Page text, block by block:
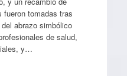
fueron tomadas tras
abrazo simbólico
de salud,
y…